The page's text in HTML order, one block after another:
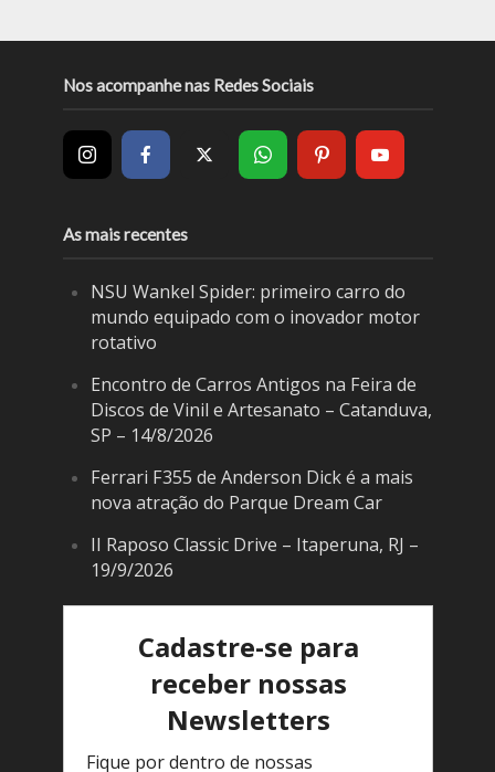
Nos acompanhe nas Redes Sociais
As mais recentes
NSU Wankel Spider: primeiro carro do
mundo equipado com o inovador motor
rotativo
Encontro de Carros Antigos na Feira de
Discos de Vinil e Artesanato – Catanduva,
SP – 14/8/2026
Ferrari F355 de Anderson Dick é a mais
nova atração do Parque Dream Car
II Raposo Classic Drive – Itaperuna, RJ –
19/9/2026